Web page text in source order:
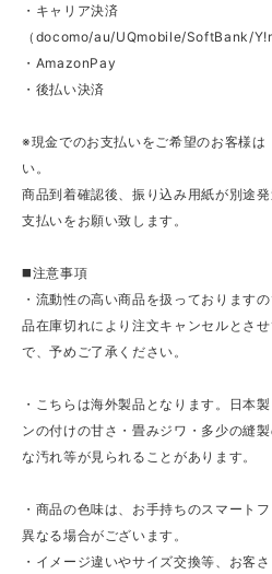
・キャリア決済
（docomo/au/UQmobile/SoftBank/
・AmazonPay
・後払い決済
※現金でのお支払いをご希望のお客様は
い。
商品到着確認後、振り込み用紙が別途
支払いをお願い致します。
◼️注意事項
・流動性の高い商品を扱っております
品在庫切れにより注文キャンセルとさ
で、予めご了承ください。
・こちらは海外製品となります。日本
ンの付けの甘さ・畳みジワ・多少の縫
な汚れ等が見られることがあります。
・商品の色味は、お手持ちのスマート
異なる場合がございます。
・イメージ違いやサイズ交換等、お客